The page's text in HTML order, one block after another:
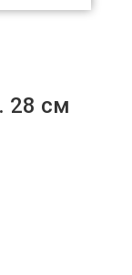
28 см